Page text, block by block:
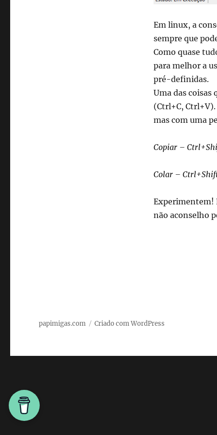
Em linux, a
sempre que
Como quase
para melhor a
pré-definidas.
Uma das coisas
(Ctrl+C,
mas com uma
Copiar –
Colar –
Experimentem!
não aconselho
papimigas.com Criado com WordPress